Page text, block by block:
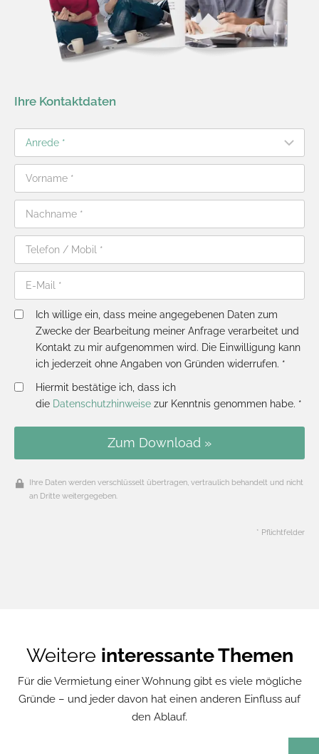
Ihre Kontaktdaten
Ich willige ein, dass meine angegebenen Daten zum
Zwecke der Bearbeitung meiner Anfrage verarbeitet und
Kontakt zu mir aufgenommen wird. Die Einwilligung kann
ich jederzeit ohne Angaben von Gründen widerrufen. *
Hiermit bestätige ich, dass ich
die Datenschutzhinweise zur Kenntnis genommen habe. *
Zum Download »
Ihre Daten werden verschlüsselt übertragen, vertraulich behandelt und nicht
an Dritte weitergegeben.
* Pflichtfelder
Weitere interessante Themen
Für die Vermietung einer Wohnung gibt es viele mögliche
Gründe – und jeder davon hat einen anderen Einfluss auf
den Ablauf.